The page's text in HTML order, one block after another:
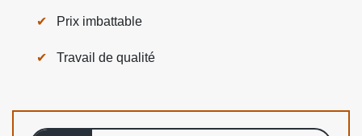
Prix imbattable
Travail de qualité